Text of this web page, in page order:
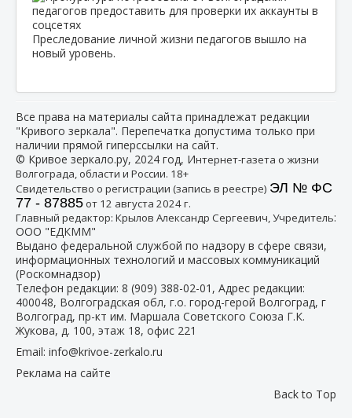
Преследование личной жизни педагогов вышло на
новый уровень.
Все права на материалы сайта принадлежат редакции
"Кривого зеркала". Перепечатка допустима только при
наличии прямой гиперссылки на сайт.
© Кривое зеркало.ру, 2024 год, Интернет-газета о жизни
Волгограда, области и России. 18+
Свидетельство о регистрации (запись в реестре) ЭЛ № ФС
77 - 87885от 12 августа 2024 г.
Главный редактор: Крылов Александр Сергеевич, Учредитель:
ООО "ЕДКММ"
Выдано федеральной службой по надзору в сфере связи,
информационных технологий и массовых коммуникаций
(Роскомнадзор)
Телефон редакции: 8 (909) 388-02-01 , Адрес редакции:
400048, Волгоградская обл, г.о. город-герой Волгоград, г
Волгоград, пр-кт им. Маршала Советского Союза Г.К.
Жукова, д. 100, этаж 18, офис 221
Email: info@krivoe-zerkalo.ru
Реклама на сайте
Back to Top